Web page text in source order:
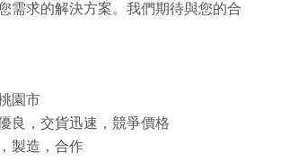
需求的解決方案。我們期待與您的合
園市
良，交貨迅速，競爭價格
製造，合作